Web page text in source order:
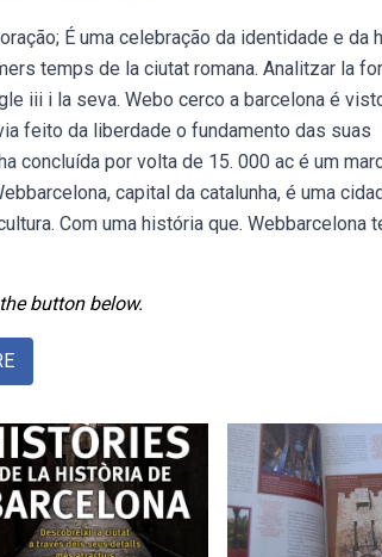
É uma celebração da identidade e da
temps de la ciutat romana. Analitzar la
iii i la seva. Webo cerco a barcelona é
feito da liberdade o fundamento das suas
concluída por volta de 15. 000 ac é um
capital da catalunha, é uma
Com uma história que. Webbarcelona
button below.